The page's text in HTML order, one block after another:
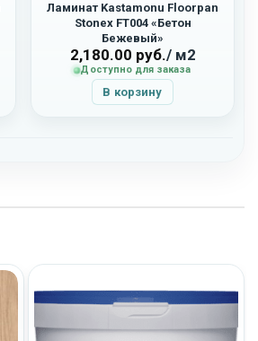
Ламинат Kastamonu Floorpan
Stonex FT004 «Бетон
Бежевый»
2,180.00 руб./ м2
Доступно для заказа
В корзину